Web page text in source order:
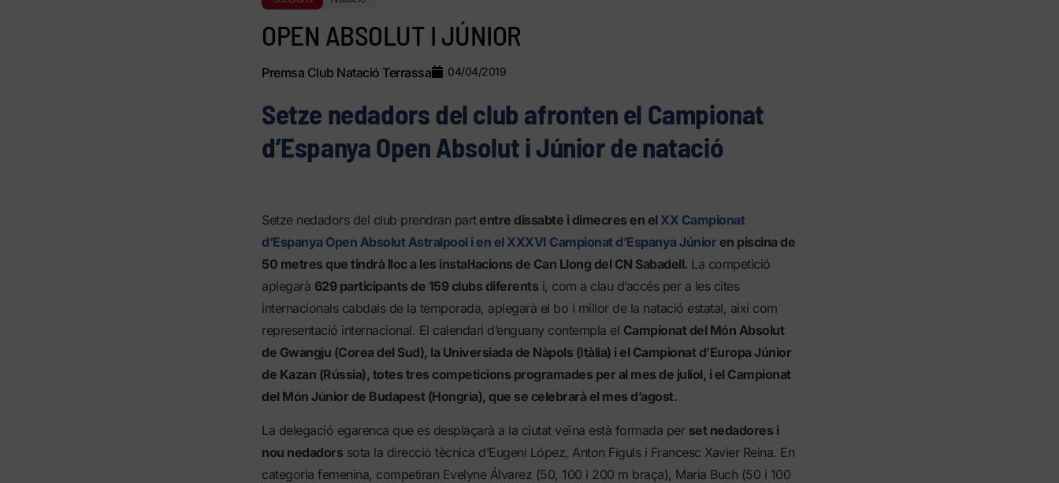
OPEN ABSOLUT I JÚNIOR
Premsa Club Natació Terrassa 04/04/2019
Setze nedadors del club afronten el Campionat
d’Espanya Open Absolut i Júnior de natació
Setze nedadors del club prendran partentre dissabte i dimecres en el XX Campionat
d’Espanya Open Absolut Astralpool i en el XXXVI Campionat d’Espanya Júnior en piscina de
50 metres que tindrà lloc a les instal·lacions de Can Llong del CN Sabadell. La competició
aplegarà 629 participants de 159 clubs diferents i, com a clau d’accés per a les cites
internacionals cabdals de la temporada, aplegarà el bo i millor de la natació estatal, així com
representació internacional. El calendari d’enguany contempla el Campionat del Món Absolut
de Gwangju (Corea del Sud), la Universiada de Nàpols (Itàlia) i el Campionat d’Europa Júnior
de Kazan (Rússia), totes tres competicions programades per al mes de juliol, i el Campionat
del Món Júnior de Budapest (Hongria), que se celebrarà el mes d’agost.
La delegació egarenca que es desplaçarà a la ciutat veïna està formada per set nedadores i
nou nedadors sota la direcció tècnica d’Eugeni López, Anton Fíguls i Francesc Xavier Reina. En
categoria femenina, competiran Evelyne Álvarez (50, 100 i 200 m braça), Maria Buch (50 i 100